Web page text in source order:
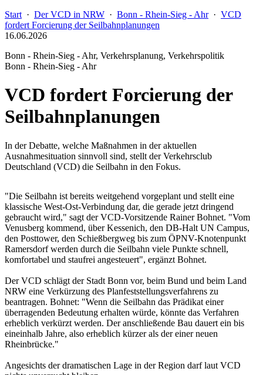
Start · Der VCD in NRW · Bonn - Rhein-Sieg - Ahr· VCD
fordert Forcierung der Seilbahnplanungen
16.06.2026
Bonn - Rhein-Sieg - Ahr, Verkehrsplanung, Verkehrspolitik
Bonn - Rhein-Sieg - Ahr
VCD fordert Forcierung der
Seilbahnplanungen
In der Debatte, welche Maßnahmen in der aktuellen
Ausnahmesituation sinnvoll sind, stellt der Verkehrsclub
Deutschland (VCD) die Seilbahn in den Fokus.
"Die Seilbahn ist bereits weitgehend vorgeplant und stellt eine
klassische West-Ost-Verbindung dar, die gerade jetzt dringend
gebraucht wird," sagt der VCD-Vorsitzende Rainer Bohnet. "Vom
Venusberg kommend, über Kessenich, den DB-Halt UN Campus,
den Posttower, den Schießbergweg bis zum ÖPNV-Knotenpunkt
Ramersdorf werden durch die Seilbahn viele Punkte schnell,
komfortabel und staufrei angesteuert", ergänzt Bohnet.
Der VCD schlägt der Stadt Bonn vor, beim Bund und beim Land
NRW eine Verkürzung des Planfeststellungsverfahrens zu
beantragen. Bohnet: "Wenn die Seilbahn das Prädikat einer
überragenden Bedeutung erhalten würde, könnte das Verfahren
erheblich verkürzt werden. Der anschließende Bau dauert ein bis
eineinhalb Jahre, also erheblich kürzer als der einer neuen
Rheinbrücke."
Angesichts der dramatischen Lage in der Region darf laut VCD